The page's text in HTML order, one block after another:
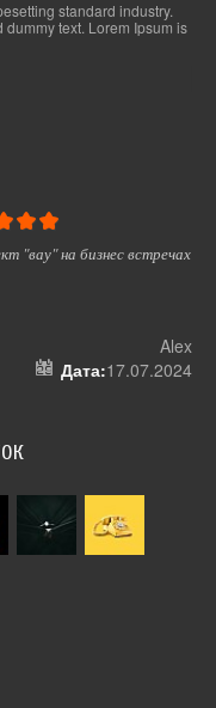
standard industry.
text. Lorem Ipsum is
"вау" на бизнес встречах
Alex
Дата:17.07.2024